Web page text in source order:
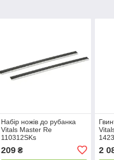
Набір ножів до рубанка
Vitals Master Re
110312SKs
209₴ 2